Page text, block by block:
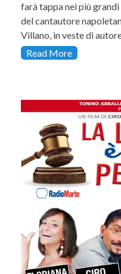
farà tappa nei più
del cantautore
Villano, in veste di
Read More